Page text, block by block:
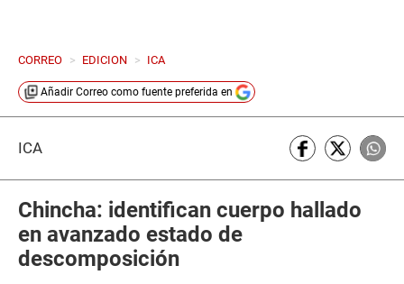
CORREO > EDICION > ICA
Añadir Correo como fuente preferida en
ICA
Chincha: identifican cuerpo hallado
en avanzado estado de
descomposición